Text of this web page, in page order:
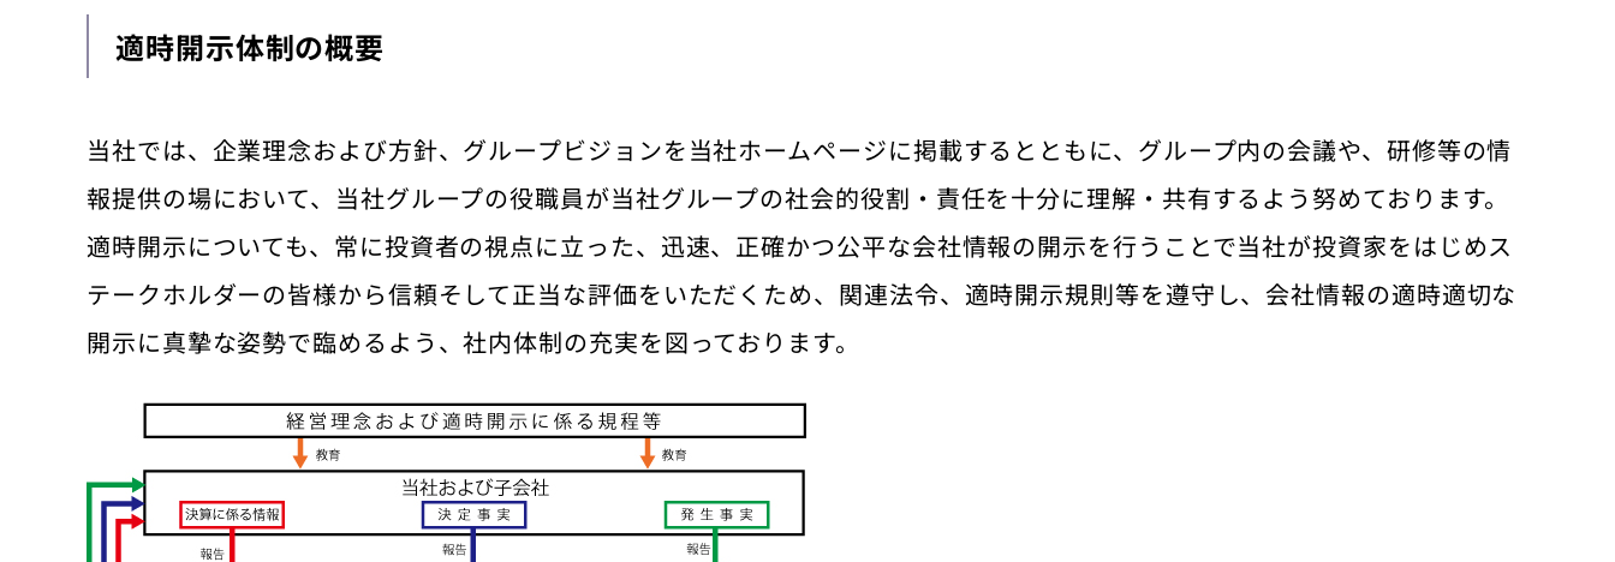
適時開示体制の概要
当社では、企業理念および方針、グループビジョンを当社ホームページに掲載するとともに、グループ内の会議や、研修等の情
報提供の場において、当社グループの役職員が当社グループの社会的役割・責任を十分に理解・共有するよう努めております。
適時開示についても、常に投資者の視点に立った、迅速、正確かつ公平な会社情報の開示を行うことで当社が投資家をはじめス
テークホルダーの皆様から信頼そして正当な評価をいただくため、関連法令、適時開示規則等を遵守し、会社情報の適時適切な
開示に真摯な姿勢で臨めるよう、社内体制の充実を図っております。